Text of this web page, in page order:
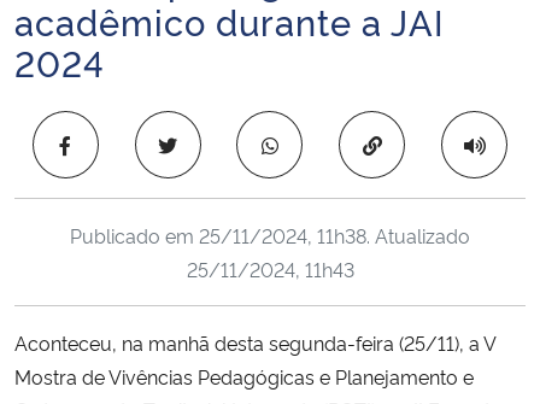
Ministério de Minas e Energia
Ministério da Ciência, Tecnologia, Inovações e Comunicações
Ministério do Meio Ambiente
Ministério do Turismo
Ministério do Desenvolvimento Regional
Controladoria-Geral da União
acadêmico durante a JAI
2024
Copiar para área
Publicado em 25/11/2024, 11h38. Atualizado
25/11/2024, 11h43
Aconteceu, na manhã desta segunda-feira (25/11), a V
Mostra de Vivências Pedagógicas e Planejamento e